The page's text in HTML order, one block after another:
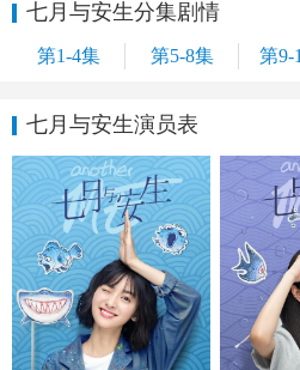
七月与安生分集剧情
第1-4集 第5-8集 第9-
七月与安生演员表